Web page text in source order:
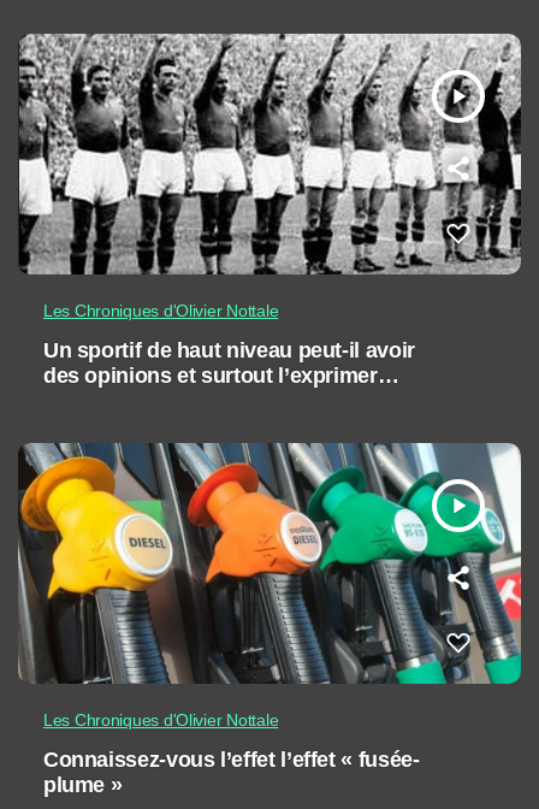
play_arrow
Les Chroniques d'Olivier Nottale
Un sportif de haut niveau peut-il avoir
des opinions et surtout l’exprimer
play_arrow
Les Chroniques d'Olivier Nottale
Connaissez-vous l’effet l’effet « fusée-
plume »